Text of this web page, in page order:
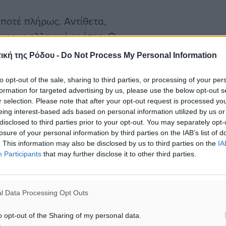
της Ρόδου - Do Not Process My Personal Information
opt-out of the sale, sharing to third parties, or processing of your
for targeted advertising by us, please use the below opt-out
selection. Please note that after your opt-out request is processed
interest-based ads based on personal information utilized by us
to third parties prior to your opt-out. You may separately
of your personal information by third parties on the IAB’s list of
This information may also be disclosed by us to third parties on the
Participants that may further disclose it to other third parties.
Data Processing Opt Outs
opt-out of the Sharing of my personal data.
πλήρως. Αντίθετα,
ελληνικό κράτος. Οι
μηχανισμοί που
εξυπηρέτησης
συγκρούεται
των πολιτών
αξιών και ιδεών. Σε
οράματα. Οι ιδεολογίες
τη δυναμική τους,
ρεύμα που να εμπνέει
σε συνθήματα,
εντυπώσεις, χωρίς